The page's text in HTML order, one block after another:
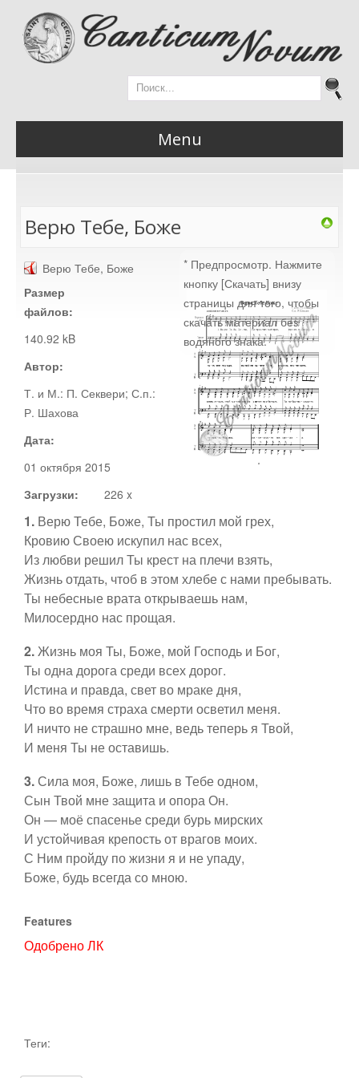
Menu
Новости
Материалы
Документы
Статьи
Видео
Ноты
Адвент
Рождество
Пасха
Пятидесятница
Рядовое время
Ординарий Мессы
Евхаристические
Богородице
О сайте
Канторы
Ссылки
Верю Тебе, Боже
* Предпросмотр. Нажмите
кнопку [Скачать] внизу
страницы для того, чтобы
скачать материал без
водяного знака.
Верю Тебе, Боже
Размер
файлов:
140.92 kB
Автор:
Т. и М.: П. Секвери; С.п.:
Р. Шахова
Дата:
01 октября 2015
Загрузки:
226 x
1. Верю Тебе, Боже, Ты простил мой грех,
Кровию Своею искупил нас всех,
Из любви решил Ты крест на плечи взять,
Жизнь отдать, чтоб в этом хлебе с нами пребывать.
Ты небесные врата открываешь нам,
Милосердно нас прощая.
2.Жизнь моя Ты, Боже, мой Господь и Бог,
Ты одна дорога среди всех дорог.
Истина и правда, свет во мраке дня,
Что во время страха смерти осветил меня.
И ничто не страшно мне, ведь теперь я Твой,
И меня Ты не оставишь.
3.Сила моя, Боже, лишь в Тебе одном,
Сын Твой мне защита и опора Он.
Он — моё спасенье среди бурь мирских
И устойчивая крепость от врагов моих.
С Ним пройду по жизни я и не упаду,
Боже, будь всегда со мною.
Features
Одобрено ЛК
Теги: